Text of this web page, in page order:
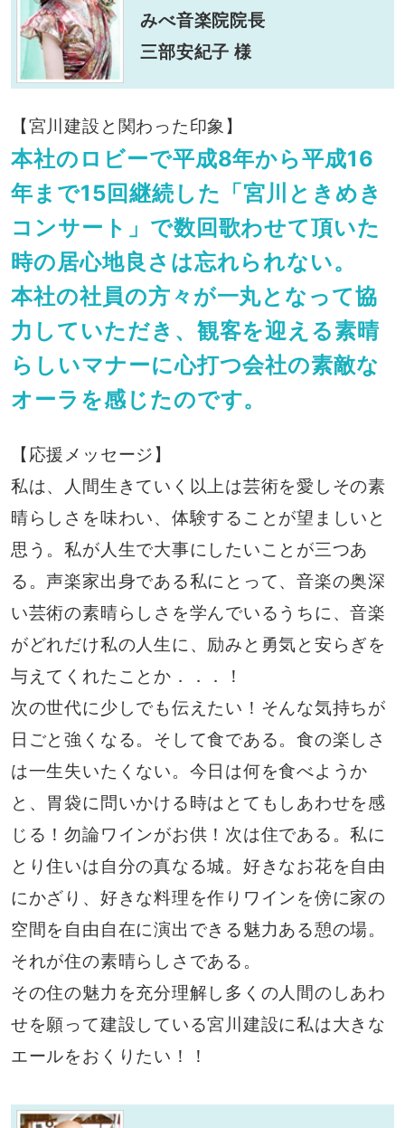
みべ音楽院院長
三部安紀子 様
【宮川建設と関わった印象】
本社のロビーで平成8年から平成16
年まで15回継続した「宮川ときめき
コンサート」で数回歌わせて頂いた
時の居心地良さは忘れられない。
本社の社員の方々が一丸となって協
力していただき、観客を迎える素晴
らしいマナーに心打つ会社の素敵な
オーラを感じたのです。
【応援メッセージ】
私は、人間生きていく以上は芸術を愛しその素
晴らしさを味わい、体験することが望ましいと
思う。私が人生で大事にしたいことが三つあ
る。声楽家出身である私にとって、音楽の奥深
い芸術の素晴らしさを学んでいるうちに、音楽
がどれだけ私の人生に、励みと勇気と安らぎを
与えてくれたことか．．．！
次の世代に少しでも伝えたい！そんな気持ちが
日ごと強くなる。そして食である。食の楽しさ
は一生失いたくない。今日は何を食べようか
と、胃袋に問いかける時はとてもしあわせを感
じる！勿論ワインがお供！次は住である。私に
とり住いは自分の真なる城。好きなお花を自由
にかざり、好きな料理を作りワインを傍に家の
空間を自由自在に演出できる魅力ある憩の場。
それが住の素晴らしさである。
その住の魅力を充分理解し多くの人間のしあわ
せを願って建設している宮川建設に私は大きな
エールをおくりたい！！